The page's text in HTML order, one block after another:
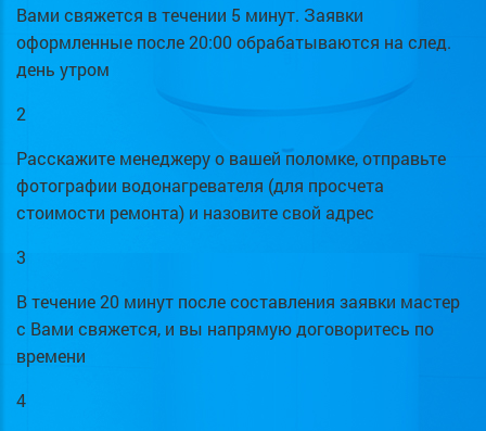
Вами свяжется в течении 5 минут. Заявки
оформленные после 20:00 обрабатываются на след.
день утром
2
Расскажите менеджеру о вашей поломке, отправьте
фотографии водонагревателя (для просчета
стоимости ремонта) и назовите свой адрес
3
В течение 20 минут после составления заявки мастер
с Вами свяжется, и вы напрямую договоритесь по
времени
4